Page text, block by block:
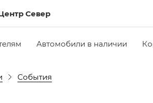
Север
Автомобили в наличии
События